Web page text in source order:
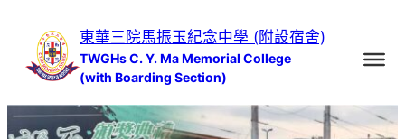
內
容
東華三院馬振玉紀念中學 (附設宿舍)
TWGHs C. Y. Ma Memorial College
(with Boarding Section)